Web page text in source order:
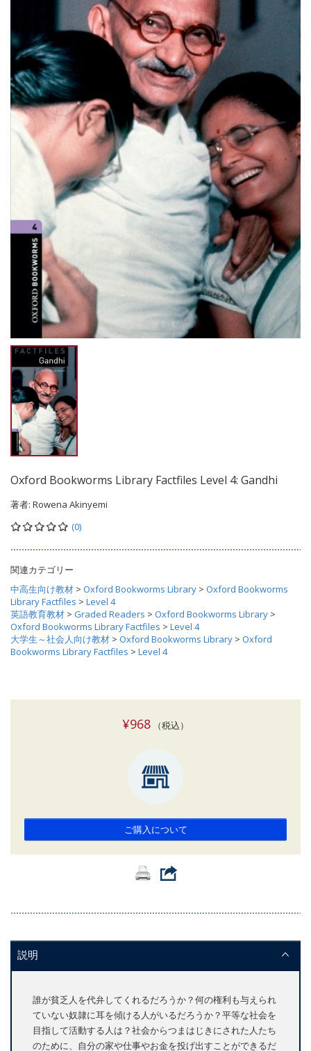
Oxford Bookworms Library Factfiles Level 4: Gandhi
著者: Rowena Akinyemi
(0)
関連カテゴリー
中高生向け教材 > Oxford Bookworms Library > Oxford Bookworms
Library Factfiles > Level 4
英語教育教材 > Graded Readers > Oxford Bookworms Library >
Oxford Bookworms Library Factfiles > Level 4
大学生～社会人向け教材 > Oxford Bookworms Library > Oxford
Bookworms Library Factfiles > Level 4
¥968 （税込）
ご購入について
説明
誰が貧乏人を代弁してくれるだろうか？何の権利も与えられ
ていない奴隷に耳を傾ける人がいるだろうか？平等な社会を
目指して活動する人は？社会からつまはじきにされた人たち
のために、自分の家や仕事やお金を投げ出すことができるだ